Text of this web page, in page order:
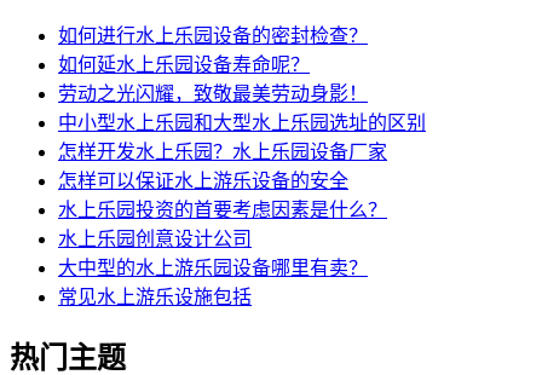
如何进行水上乐园设备的密封检查？
如何延水上乐园设备寿命呢？
劳动之光闪耀，致敬最美劳动身影！
中小型水上乐园和大型水上乐园选址的区别
怎样开发水上乐园？水上乐园设备厂家
怎样可以保证水上游乐设备的安全
水上乐园投资的首要考虑因素是什么？
水上乐园创意设计公司
大中型的水上游乐园设备哪里有卖？
常见水上游乐设施包括
热门主题